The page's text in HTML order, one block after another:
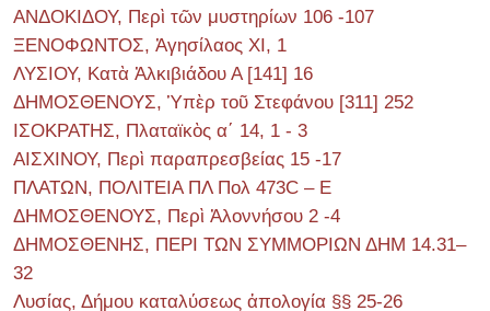
ΑΝΔΟΚΙΔΟΥ, Περὶ τῶν μυστηρίων 106 -107
ΞΕΝΟΦΩΝΤΟΣ, Ἀγησίλαος ΧΙ, 1
ΛΥΣΙΟΥ, Κατὰ Ἀλκιβιάδου Α [141] 16
ΔΗΜΟΣΘΕΝΟΥΣ, Ὑπὲρ τοῦ Στεφάνου [311] 252
ΙΣΟΚΡΑΤΗΣ, Πλαταϊκὸς α΄ 14, 1 - 3
ΑΙΣΧΙΝΟΥ, Περὶ παραπρεσβείας 15 -17
ΠΛΑΤΩΝ, ΠΟΛΙΤΕΙΑ ΠΛ Πολ 473C – E
ΔΗΜΟΣΘΕΝΟΥΣ, Περὶ Ἀλοννήσου 2 -4
ΔΗΜΟΣΘΕΝΗΣ, ΠΕΡΙ ΤΩΝ ΣΥΜΜΟΡΙΩΝ ΔΗΜ 14.31–
32
Λυσίας, Δήμου καταλύσεως ἀπολογία §§ 25-26